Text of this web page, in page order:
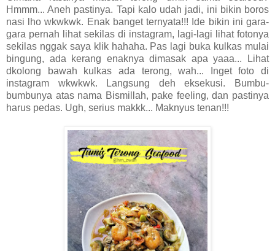
Hmmm... Aneh pastinya. Tapi kalo udah jadi, ini bikin boros
nasi lho wkwkwk. Enak banget ternyata!!! Ide bikin ini gara-
gara pernah lihat sekilas di instagram, lagi-lagi lihat fotonya
sekilas nggak saya klik hahaha. Pas lagi buka kulkas mulai
bingung, ada kerang enaknya dimasak apa yaaa... Lihat
dkolong bawah kulkas ada terong, wah... Inget foto di
instagram wkwkwk. Langsung deh eksekusi. Bumbu-
bumbunya atas nama Bismillah, pake feeling, dan pastinya
harus pedas. Ugh, serius makkk... Maknyus tenan!!!